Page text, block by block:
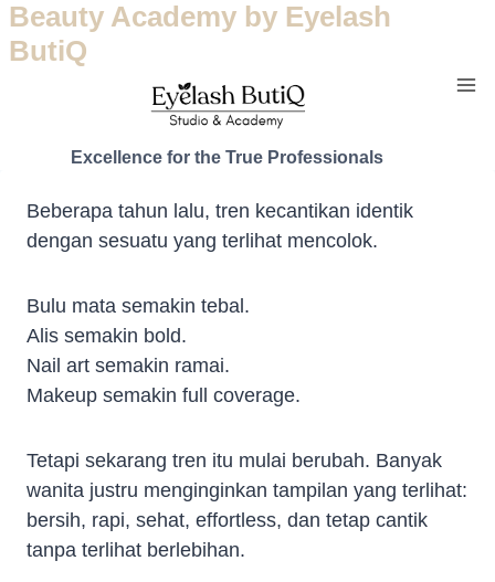
Beauty Academy by Eyelash
ButiQ
Excellence for the True Professionals
Beberapa tahun lalu, tren kecantikan identik
dengan sesuatu yang terlihat mencolok.
Bulu mata semakin tebal.
Alis semakin bold.
Nail art semakin ramai.
Makeup semakin full coverage.
Tetapi sekarang tren itu mulai berubah. Banyak
wanita justru menginginkan tampilan yang terlihat:
bersih, rapi, sehat, effortless, dan tetap cantik
tanpa terlihat berlebihan.